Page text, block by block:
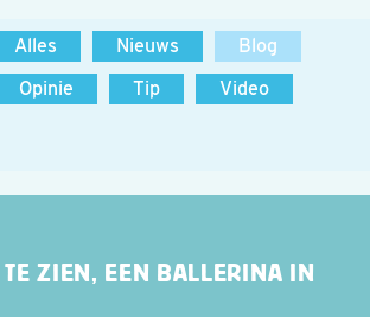
Alles Nieuws
Blog
Opinie Tip
Video
ZIEN, EEN BALLERINA IN